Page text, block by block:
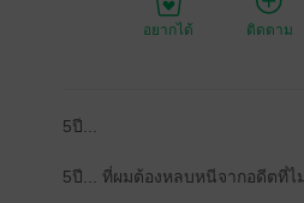
อยากได้ ติดตาม
5ปี...
5ปี... ที่ผมต้องหลบหนีจากอดีตที่ไ